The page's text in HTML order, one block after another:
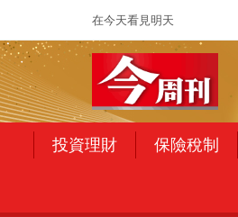
在今天看見明天
投資理財 保險稅制